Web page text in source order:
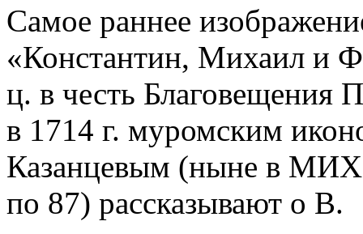
Самое раннее
«Константин, Михаил и
ц. в честь Благовещения
в 1714 г. муромским
Казанцевым (ныне в
по 87) рассказывают о В.